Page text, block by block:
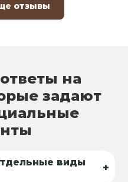
отзывы
на
задают
виды
+